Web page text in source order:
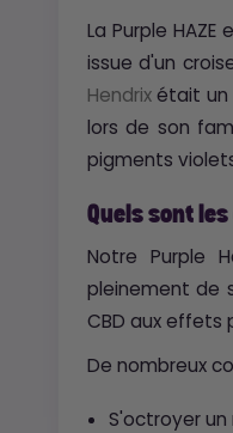
La Purple
issue d'un
Hendrixétait un
lors de son
pigments
Quels sont les
Notre Purple
pleinement de
CBD aux effets
De nombreux
S'octroyer un